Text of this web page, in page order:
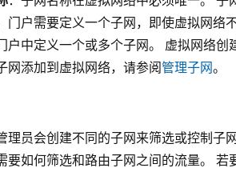
门户需要定义一个子网，即使虚拟网络
户中定义一个或多个子网。 虚拟网络创
网添加到虚拟网络，请参阅管理子网。
理员会创建不同的子网来筛选或控制子
要如何筛选和路由子网之间的流量。